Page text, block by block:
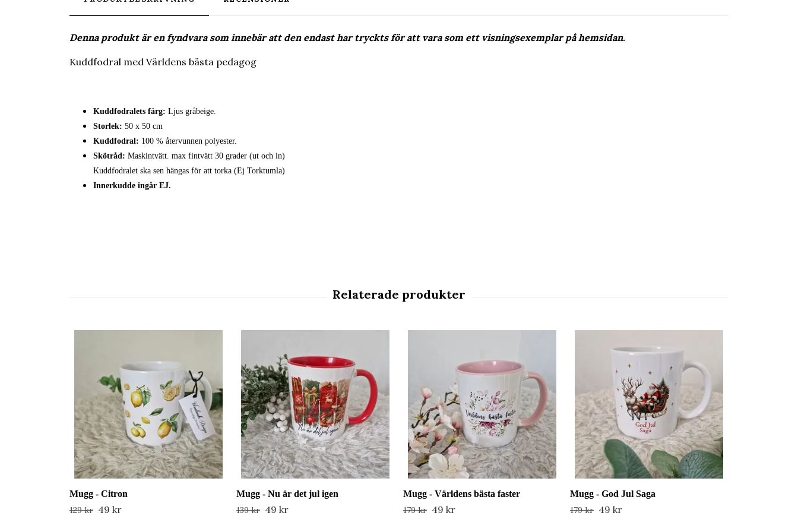
Denna produkt är en fyndvara som innebär att den endast har tryckts för att vara som ett visningsexemplar på hemsidan.
Kuddfodral med Världens bästa pedagog
Kuddfodralets färg: Ljus gråbeige.
Storlek: 50 x 50 cm
Kuddfodral: 100 % återvunnen polyester.
Skötråd: Maskintvätt. max fintvätt 30 grader (ut och in)
Kuddfodralet ska sen hängas för att torka (Ej Torktumla)
Innerkudde ingår EJ.
Mugg - Citron
129 kr 49 kr
Mugg - Nu är det jul igen
139 kr 49 kr
Mugg - Världens bästa faster
179 kr 49 kr
Mugg - God Jul Saga
179 kr 49 kr